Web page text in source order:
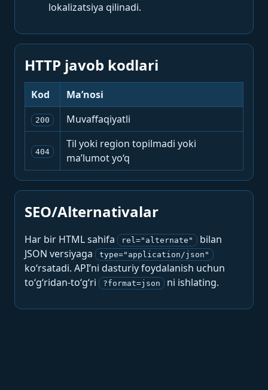
lokalizatsiya qilinadi.
HTTP javob kodlari
Kod Ma’nosi
200 Muvaffaqiyatli
404
Til yoki region topilmadi yoki
ma’lumot yo‘q
SEO/Alternativalar
Har bir HTML sahifa rel="alternate"
bilan
JSON versiyaga
type="application/json"
ko‘rsatadi. API’ni dasturiy foydalanish uchun
to‘g‘ridan-to‘g‘ri
?format=json ni ishlating.